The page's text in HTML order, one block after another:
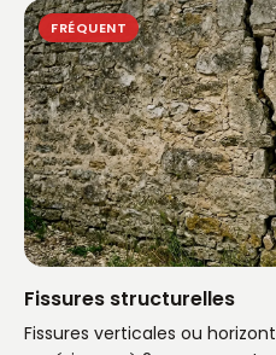
FRÉQUENT
Fissures structurelles
Fissures verticales ou